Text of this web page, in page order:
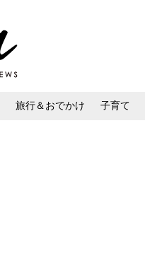
旅行＆おでかけ 子育て